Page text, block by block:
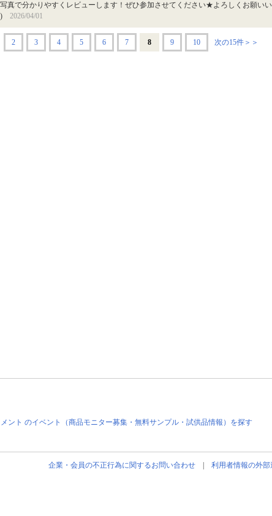
真で分かりやすくレビューします！ぜひ参加させてください★よろしくお願い
2026/04/01
2 3 4 5 6 7 8 9 10 次の15件＞＞
ント のイベント（商品モニター募集・無料サンプル・試供品情報）を探す
企業・会員の不正行為に関するお問い合わせ 利用者情報の外